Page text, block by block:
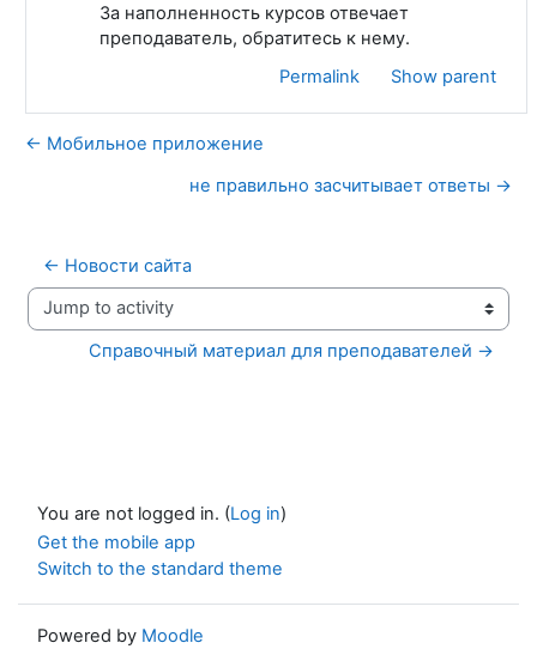
За наполненность курсов отвечает
преподаватель, обратитесь к нему.
Permalink
Show parent
← Мобильное приложение
не правильно засчитывает ответы →
← Новости сайта
Jump to activity
Справочный материал для преподавателей →
You are not logged in. (Log in)
Get the mobile app
Switch to the standard theme
Powered by Moodle